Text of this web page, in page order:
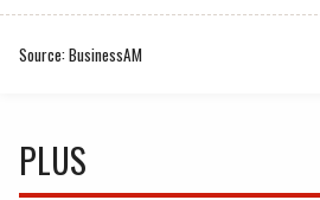
Source: BusinessAM
PLUS